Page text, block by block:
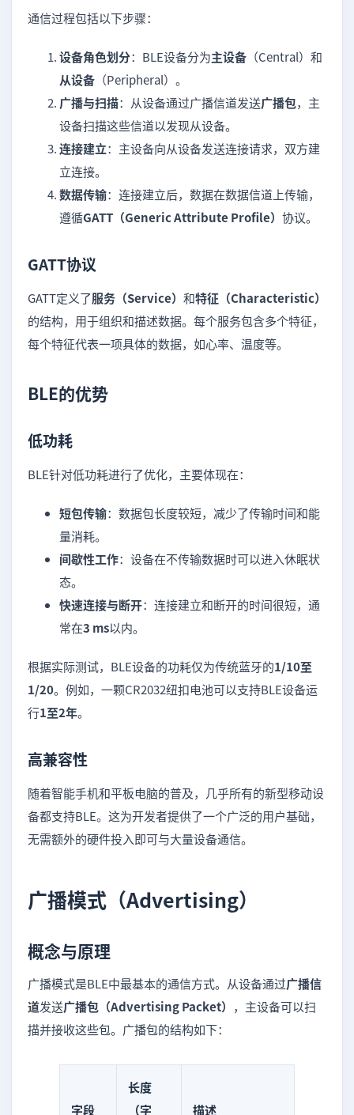
通信过程包括以下步骤：
设备角色划分：BLE设备分为主设备 （Central）和
从设备 （Peripheral）。
广播与扫描：从设备通过广播信道发送广播包，主
设备扫描这些信道以发现从设备。
连接建立：主设备向从设备发送连接请求，双方建
立连接。
数据传输：连接建立后，数据在数据信道上传输，
遵循GATT（Generic Attribute Profile） 协议。
GATT协议
GATT定义了服务（Service） 和特征（Characteristic）
的结构，用于组织和描述数据。每个服务包含多个特征，
每个特征代表一项具体的数据，如心率、温度等。
BLE的优势
低功耗
BLE针对低功耗进行了优化，主要体现在：
短包传输：数据包长度较短，减少了传输时间和能
量消耗。
间歇性工作：设备在不传输数据时可以进入休眠状
态。
快速连接与断开：连接建立和断开的时间很短，通
常在3 ms以内。
根据实际测试，BLE设备的功耗仅为传统蓝牙的1/10至
1/20。例如，一颗CR2032纽扣电池可以支持BLE设备运
行1至2年。
高兼容性
随着智能手机和平板电脑的普及，几乎所有的新型移动设
备都支持BLE。这为开发者提供了一个广泛的用户基础，
无需额外的硬件投入即可与大量设备通信。
广播模式（Advertising）
概念与原理
广播模式是BLE中最基本的通信方式。从设备通过广播信
道发送广播包（Advertising Packet） ，主设备可以扫
描并接收这些包。广播包的结构如下：
字段
长度
（字
描述